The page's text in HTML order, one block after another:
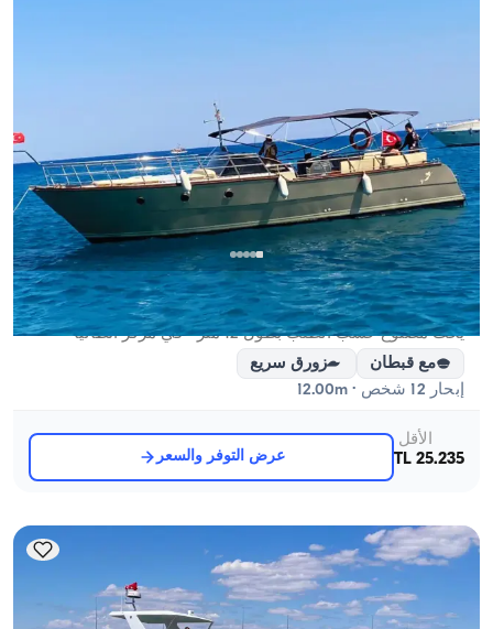
مركز أنطاليا, Antalya 5.0
(
1 مراجعة)
يخت مصنوع حسب الطلب بطول 12 متر - في مركز أنطاليا
مع قبطان
زورق سريع
إبحار 12 شخص · 12.00m
الأقل
25.235 TL
عرض التوفر والسعر